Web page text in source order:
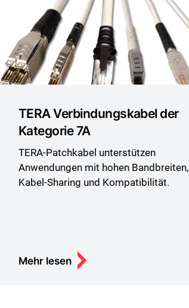
TERA Verbindungskabel der
Kategorie 7A
TERA-Patchkabel unterstützen
Anwendungen mit hohen Bandbreiten,
Kabel-Sharing und Kompatibilität.
Mehr lesen